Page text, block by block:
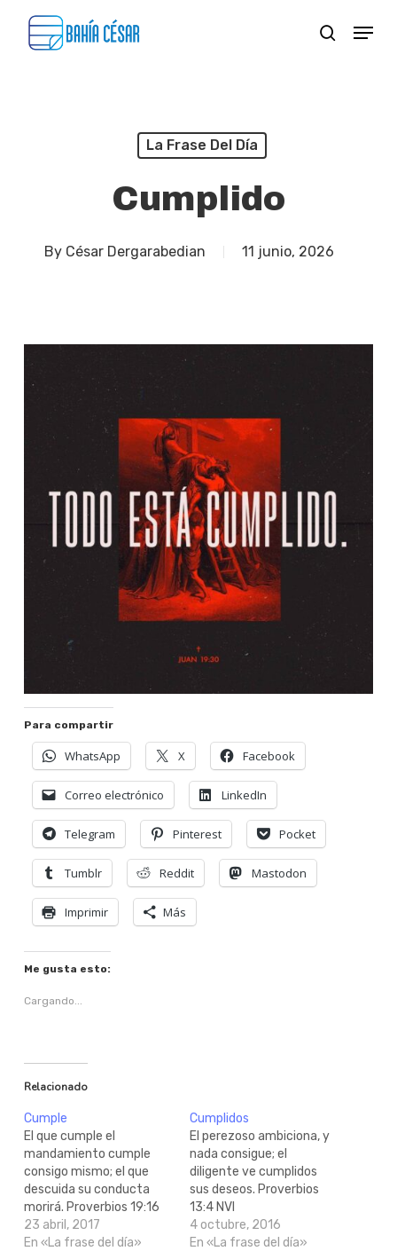
search
Menu
La Frase Del Día
Cumplido
By César Dergarabedian 11 junio, 2026
Para compartir
WhatsApp X Facebook
Correo electrónico LinkedIn
Telegram Pinterest Pocket
Tumblr Reddit Mastodon
Imprimir Más
Me gusta esto:
Cargando...
Relacionado
Cumple
El que cumple el
mandamiento cumple
consigo mismo; el que
descuida su conducta
morirá. Proverbios 19:16
NVI
http://bible.com/128/pro.19.16.NVI
23 abril, 2017
En «La frase del día»
Cumplidos
El perezoso ambiciona, y
nada consigue; el
diligente ve cumplidos
sus deseos. Proverbios
13:4 NVI
http://bible.com/128/pro.13.4.NVI
4 octubre, 2016
En «La frase del día»